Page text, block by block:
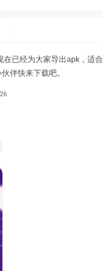
已经为大家导出apk，适合
伴快来下载吧。